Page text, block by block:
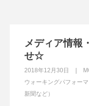
メディア情報
せ☆
2018年12月30日
ウォーキングパフォー
新聞など）